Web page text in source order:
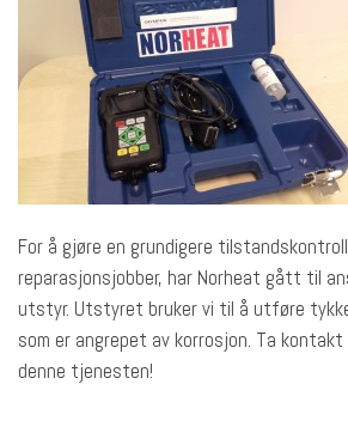
For å gjøre en grundigere
reparasjonsjobber, har Norheat gått til
utstyr. Utstyret bruker vi til å utføre
som er angrepet av korrosjon. Ta
denne tjenesten!